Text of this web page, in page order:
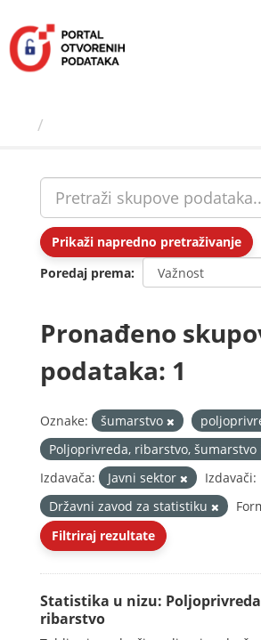
sadržaj
Prikaži napredno pretraživanje
Poredaj prema
Pronađeno
podataka: 1
Oznake: šumarstvo
Poljoprivreda, ribarstvo, šumarstvo
Izdavača:
Javni sektor
Izdavači:
Državni zavod za statistiku
Filtriraj rezultate
Statistika u nizu:
ribarstvo